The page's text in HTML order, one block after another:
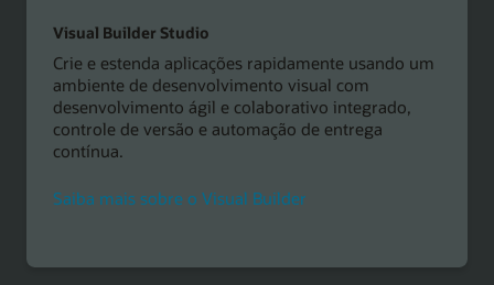
Visual Builder Studio
Crie e estenda aplicações rapidamente usando um
ambiente de desenvolvimento visual com
desenvolvimento ágil e colaborativo integrado,
controle de versão e automação de entrega
contínua.
Saiba mais sobre o Visual Builder